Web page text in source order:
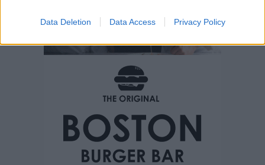
Data Deletion Data Access Privacy Policy